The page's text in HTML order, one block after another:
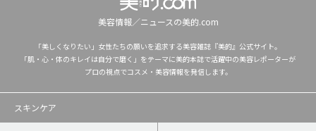
美容情報／ニュースの美的.com
「美しくなりたい」女性たちの願いを追求する美容雑誌『美的』公式サイト。
「肌・心・体のキレイは自分で磨く」をテーマに美的本誌で活躍中の美容レポーターが
プロの視点でコスメ・美容情報を発信します。
スキンケア